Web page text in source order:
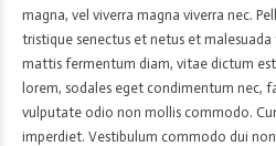
magna, vel viverra magna viverra nec.
tristique senectus et netus et
mattis fermentum diam, vitae dictum
lorem, sodales eget condimentum nec,
vulputate odio non mollis commodo.
imperdiet. Vestibulum commodo dui